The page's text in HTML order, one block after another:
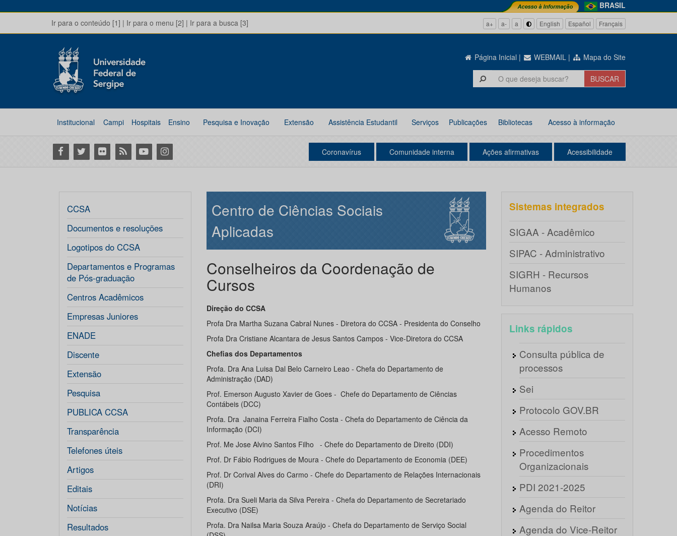
BRASIL
Ir para o conteúdo [1] | Ir para o menu [2] | Ir para a busca [3] a+ a- a English Español Français
Página Inicial | WEBMAIL | Mapa do Site
Institucional Campi Hospitais Ensino Pesquisa e Inovação Extensão Assistência Estudantil Serviços Publicações Bibliotecas Acesso à informação
Facebook
Twitter Flickr RSS YoutubeInstagram Coronavírus Comunidade interna Ações afirmativas Acessibilidade
CCSA
Documentos e resoluções
Logotipos do CCSA
Departamentos e Programas
de Pós-graduação
Centros Acadêmicos
Empresas Juniores
ENADE
Discente
Extensão
Pesquisa
PUBLICA CCSA
Transparência
Telefones úteis
Artigos
Editais
Notícias
Resultados
Centro de Ciências Sociais
Aplicadas
Conselheiros da Coordenação de
Cursos
Direção do CCSA
Profa Dra Martha Suzana Cabral Nunes - Diretora do CCSA - Presidenta do Conselho
Profa Dra Cristiane Alcantara de Jesus Santos Campos - Vice-Diretora do CCSA
Chefias dos Departamentos
Profa. Dra Ana Luisa Dal Belo Carneiro Leao - Chefa do Departamento de
Administração (DAD)
Prof. Emerson Augusto Xavier de Goes - Chefe do Departamento de Ciências
Contábeis (DCC)
Profa. Dra Janaina Ferreira Fialho Costa - Chefa do Departamento de Ciência da
Informação (DCI)
Prof. Me Jose Alvino Santos Filho - Chefe do Departamento de Direito (DDI)
Prof. Dr Fábio Rodrigues de Moura - Chefe do Departamento de Economia (DEE)
Prof. Dr Corival Alves do Carmo - Chefe do Departamento de Relações Internacionais
(DRI)
Profa. Dra Sueli Maria da Silva Pereira - Chefa do Departamento de Secretariado
Executivo (DSE)
Profa. Dra Nailsa Maria Souza Araújo - Chefa do Departamento de Serviço Social
Sistemas integrados
SIGAA - Acadêmico
SIPAC - Administrativo
SIGRH - Recursos
Humanos
Links rápidos
Consulta pública de
processos
Sei
Protocolo GOV.BR
Acesso Remoto
Procedimentos
Organizacionais
PDI 2021-2025
Agenda do Reitor
Agenda do Vice-Reitor